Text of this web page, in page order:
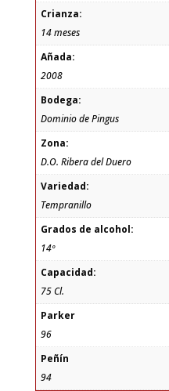
Crianza:
14 meses
Añada:
2008
Bodega:
Dominio de Pingus
Zona:
D.O. Ribera del Duero
Variedad:
Tempranillo
Grados de alcohol:
14º
Capacidad:
75 Cl.
Parker
96
Peñín
94